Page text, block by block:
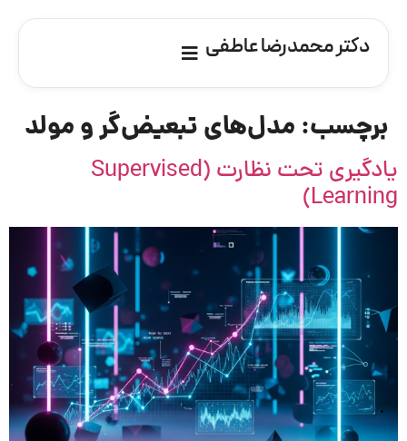
دکتر محمدرضا عاطفی
برچسب: مدل‌های تبعیض‌گر و مولد
یادگیری تحت نظارت (Supervised
Learning)